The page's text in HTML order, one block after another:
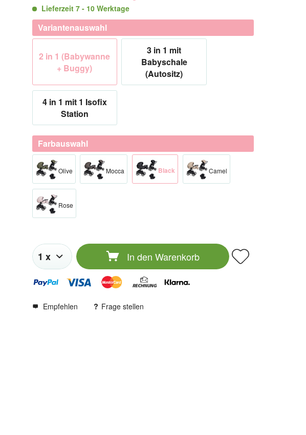
Lieferzeit 7 - 10 Werktage
Variantenauswahl
2 in 1 (Babywanne
+ Buggy)
3 in 1 mit
Babyschale
(Autositz)
4 in 1 mit 1 Isofix
Station
Farbauswahl
Olive Mocca Black Camel
Rose
In den Warenkorb
Empfehlen Frage stellen